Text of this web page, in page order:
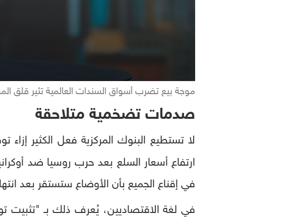
موجة بيع تضرب أسواق السندات العالمية تثير قلق
صدمات تضخمية متلاحقة
لا تستطيع البنوك المركزية فعل الكثير
ارتفاع أسعار السلع بعد حرب روسيا ضد
في إقناع الجميع بأن الأوضاع ستستقر بعد
في لغة الاقتصاديين، يُعرف ذلك بـ